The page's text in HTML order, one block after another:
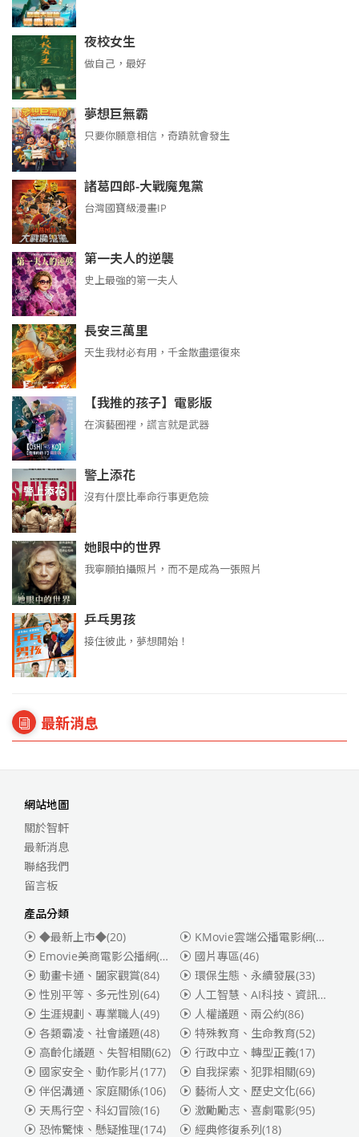
夜校女生
做自己，最好
夢想巨無霸
只要你願意相信，奇蹟就會發生
諸葛四郎-大戰魔鬼黨
台灣國寶級漫畫IP
第一夫人的逆襲
史上最強的第一夫人
長安三萬里
天生我材必有用，千金散盡還復來
【我推的孩子】電影版
在演藝圈裡，謊言就是武器
警上添花
沒有什麼比奉命行事更危險
她眼中的世界
我寧願拍攝照片，而不是成為一張照片
乒乓男孩
接住彼此，夢想開始！
最新消息
網站地圖
關於智軒
最新消息
聯絡我們
留言板
產品分類
◆最新上市◆(20)
KMovie雲端公播電影網(迪士尼、福斯、索尼)
Emovie美商電影公播網(華納)
(186)
國片專區(46)
動畫卡通、闔家觀賞(84) 環保生態、永續發展(33)
性別平等、多元性別(64) 人工智慧、AI科技、資訊安全
生涯規劃、專業職人(49) 人權議題、兩公約(86)
各類霸凌、社會議題(48) 特殊教育、生命教育(52)
高齡化議題、失智相關(62) 行政中立、轉型正義(17)
國家安全、動作影片(177) 自我探索、犯罪相關(69)
伴侶溝通、家庭關係(106) 藝術人文、歷史文化(66)
天馬行空、科幻冒險(16) 激勵勵志、喜劇電影(95)
恐怖驚悚、懸疑推理(174) 經典修復系列(18)